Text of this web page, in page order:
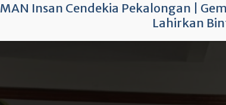
MAN Insan Cendekia Pekalongan
Lahirkan